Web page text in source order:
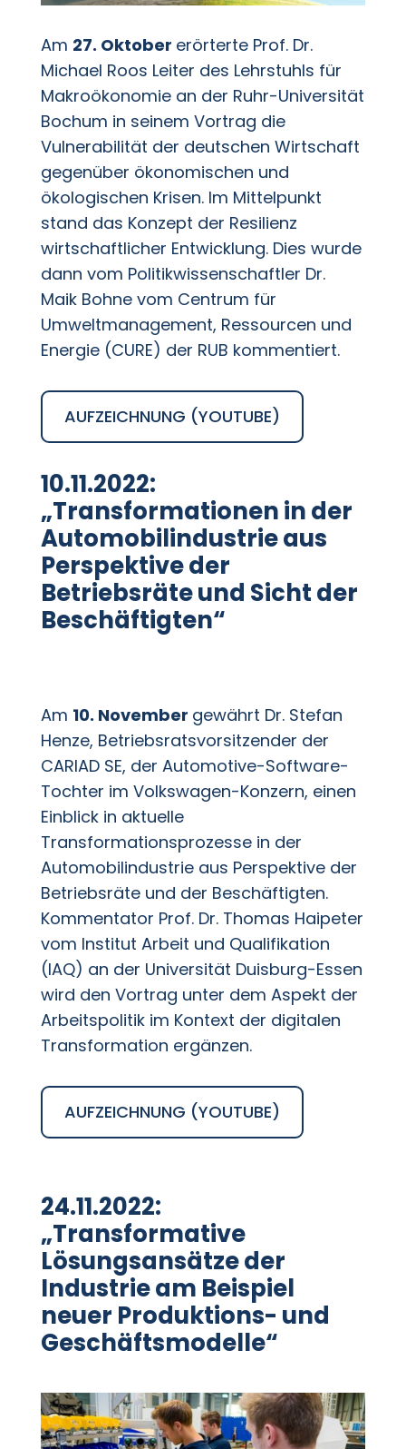
Am 27. Oktober erörterte Prof. Dr.
Michael Roos Leiter des Lehrstuhls für
Makroökonomie an der Ruhr-Universität
Bochum in seinem Vortrag die
Vulnerabilität der deutschen Wirtschaft
gegenüber ökonomischen und
ökologischen Krisen. Im Mittelpunkt
stand das Konzept der Resilienz
wirtschaftlicher Entwicklung. Dies wurde
dann vom Politikwissenschaftler Dr.
Maik Bohne vom Centrum für
Umweltmanagement, Ressourcen und
Energie (CURE) der RUB kommentiert.
AUFZEICHNUNG (YOUTUBE)
10.11.2022:
„Transformationen in der
Automobilindustrie aus
Perspektive der
Betriebsräte und Sicht der
Beschäftigten“
Am 10. November gewährt Dr. Stefan
Henze, Betriebsratsvorsitzender der
CARIAD SE, der Automotive-Software-
Tochter im Volkswagen-Konzern, einen
Einblick in aktuelle
Transformationsprozesse in der
Automobilindustrie aus Perspektive der
Betriebsräte und der Beschäftigten.
Kommentator Prof. Dr. Thomas Haipeter
vom Institut Arbeit und Qualifikation
(IAQ) an der Universität Duisburg-Essen
wird den Vortrag unter dem Aspekt der
Arbeitspolitik im Kontext der digitalen
Transformation ergänzen.
AUFZEICHNUNG (YOUTUBE)
24.11.2022:
„Transformative
Lösungsansätze der
Industrie am Beispiel
neuer Produktions- und
Geschäftsmodelle“